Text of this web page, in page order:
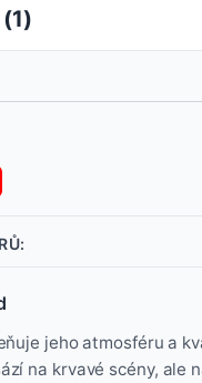
1)
jeho atmosféru a
na krvavé scény, ale